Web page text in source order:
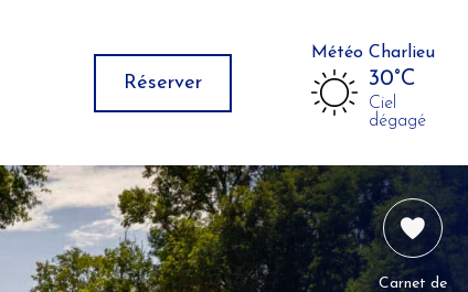
Réserver
Météo Charlieu
30°C
Ciel
dégagé
Carnet de